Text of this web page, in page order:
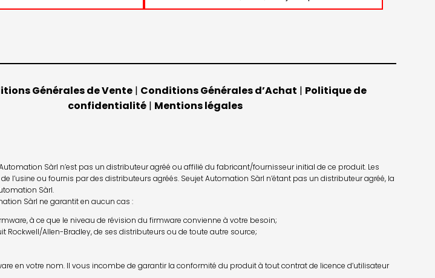
Générales de Vente | Conditions Générales d’Achat | Politique de
confidentialité | Mentions légales
Sàrl n’est pas un distributeur agréé ou affilié du fabricant/fournisseur initial de ce produit. Les
ou fournis par des distributeurs agréés. Seujet Automation Sàrl n’étant pas un distributeur agréé, la
Sàrl.
Sàrl ne garantit en aucun cas :
à ce que le niveau de révision du firmware convienne à votre besoin;
Allen-Bradley, de ses distributeurs ou de toute autre source;
en votre nom. Il vous incombe de garantir la conformité du produit à tout contrat de licence d’utilisateur